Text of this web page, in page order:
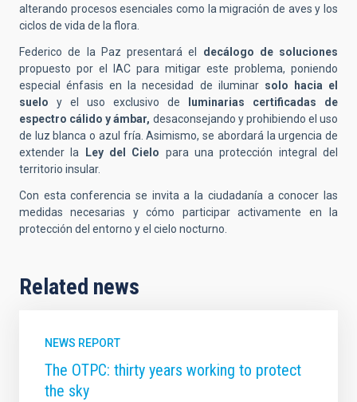
alterando procesos esenciales como la migración de aves y los
ciclos de vida de la flora.
Federico de la Paz presentará el decálogo de soluciones
propuesto por el IAC para mitigar este problema, poniendo
especial énfasis en la necesidad de iluminar solo hacia el
suelo y el uso exclusivo de
luminarias certificadas de
espectro cálido y ámbar, desaconsejando y prohibiendo el uso
de luz blanca o azul fría. Asimismo, se abordará la urgencia de
extender la
Ley del Cielo para una protección integral del
territorio insular.
Con esta conferencia se invita a la ciudadanía a conocer las
medidas necesarias y cómo participar activamente en la
protección del entorno y el cielo nocturno.
Related news
NEWS REPORT
The OTPC: thirty years working to protect
the sky